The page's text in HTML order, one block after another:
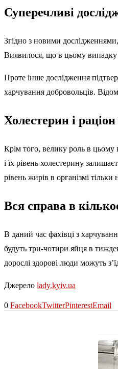
Суперечливі
Згідно з новими
Виявилося, що в цьому випадку
Проте інше дослідження
харчування добровольців.
Холестерин і
Крім того, велику роль в цьому
і їх рівень холестерину
рівень жирів в організмі тільки
Вся справа в
В даний час фахівці з
будуть три-чотири яйця в
дорослі здорові люди можуть
Джерело lady.kyiv.ua
0 FacebookTwitterPinterestEmail